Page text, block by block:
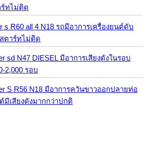
ร์ทไม่ติด
s R60 all 4 N18 รถมีอาการเครื่องยนต์ดับ
ตาร์ทไม่ติด
sd N47 DIESEL มีอาการเสียงดังในรอบ
2,000 รอบ
S R56 N18 มีอาการควันขาวออกปลายท่อ
มีเสียงดังมากกว่าปกติ